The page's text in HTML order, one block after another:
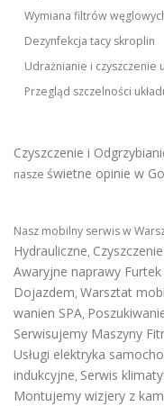
Wymiana filtrów
Dezynfekcja tacy skroplin
Udrażnianie i czyszczenie
Przegląd szczelności
Czyszczenie i
nasze świetne opinie w
Nasz mobilny serwis w
Hydrauliczne,
Awaryjne naprawy
Dojazdem, Warsztat
wanien SPA,
Serwisujemy Maszyny
Usługi elektryka
indukcyjne, Serwis
Montujemy wizjery z